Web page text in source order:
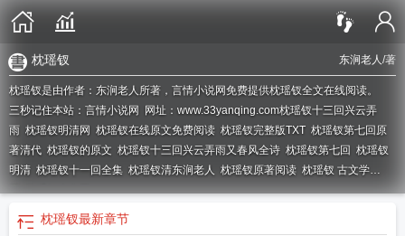
东涧老人/著
枕瑶钗
枕瑶钗是由作者：东涧老人所著，言情小说网免费提供枕瑶钗全文在线阅读。
三秒记住本站：言情小说网 网址：www.33yanqing.com枕瑶钗十三回兴云弄
雨 枕瑶钗明清网 枕瑶钗在线原文免费阅读 枕瑶钗完整版TXT 枕瑶钗第七回原
著清代 枕瑶钗的原文 枕瑶钗十三回兴云弄雨又春风全诗 枕瑶钗第七回 枕瑶钗
明清 枕瑶钗十一回全集 枕瑶钗清东涧老人 枕瑶钗原著阅读 枕瑶钗 古文学
网枕瑶钗十六回
枕瑶钗最新章节